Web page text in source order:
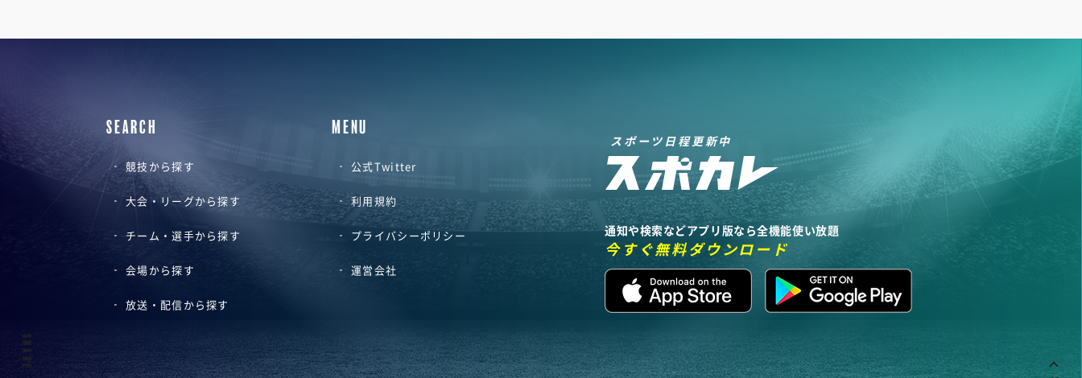
SEARCH
競技から探す
大会・リーグから探す
チーム・選手から探す
会場から探す
放送・配信から探す
MENU
公式Twitter
利用規約
プライバシーポリシー
運営会社
スポーツ日程更新中
通知や検索などアプリ版なら全機能使い放題
今すぐ無料ダウンロード
SHARE